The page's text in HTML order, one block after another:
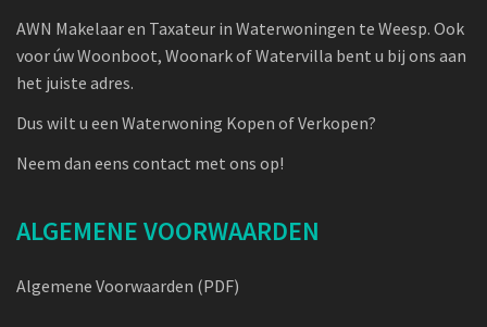
AWN Makelaar en Taxateur in Waterwoningen te Weesp. Ook
voor úw Woonboot, Woonark of Watervilla bent u bij ons aan
het juiste adres.
Dus wilt u een Waterwoning Kopen of Verkopen?
Neem dan eens contact met ons op!
ALGEMENE VOORWAARDEN
Algemene Voorwaarden (PDF)